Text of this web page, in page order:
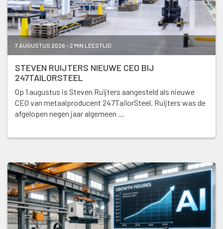
7 AUGUSTUS 2026 - 2 MIN LEESTIJD
STEVEN RUIJTERS NIEUWE CEO BIJ
247TAILORSTEEL
Op 1 augustus is Steven Ruijters aangesteld als nieuwe
CEO van metaalproducent 247TailorSteel. Ruijters was de
afgelopen negen jaar algemeen …